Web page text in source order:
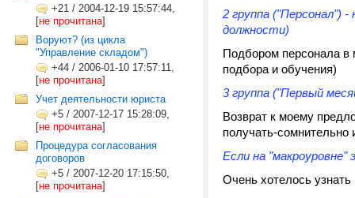
+21 / 2004-12-19 15:57:44,
[не прочитана]
Воруют? (из цикла
"Управление складом")
+44 / 2006-01-10 17:57:11,
[не прочитана]
Учет деятельности юриста
+5 / 2007-12-17 15:28:09,
[не прочитана]
Процедура согласования
договоров
+5 / 2007-12-20 17:15:50,
[не прочитана]
2 группа ("Персонал")
должности)
Подбором персонала в
подбора и обучения)
3 группа ("Первый
Возврат к моему
получать-сомнительно
Если на
Очень хотелось